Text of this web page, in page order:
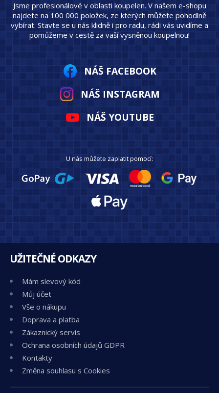
Jsme profesionálové v oblasti koupelen. V našem e-shopu
najdete na 100 000 položek, ze kterých můžete pohodlně
vybírat. Stavte se u nás klidně i pro radu, rádi vás uvidíme a
pomůžeme v cestě za vaší vysněnou koupelnou!
NÁŠ FACEBOOK
NÁŠ INSTAGRAM
NÁŠ YOUTUBE
U nás můžete zaplatit pomocí:
UŽITEČNÉ ODKAZY
Mám slevový kód
Můj účet
Vše o nákupu
Doprava a platba
Zákaznický servis
Ochrana osobních údajů GDPR
Kontakty
Změna souhlasu s Cookies